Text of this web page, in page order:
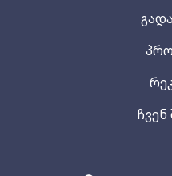
ჩვენ